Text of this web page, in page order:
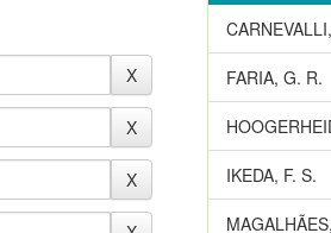
FARIA, G. R.
IKEDA, F. S.